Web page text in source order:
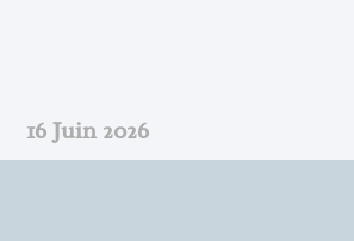
16 Juin 2026